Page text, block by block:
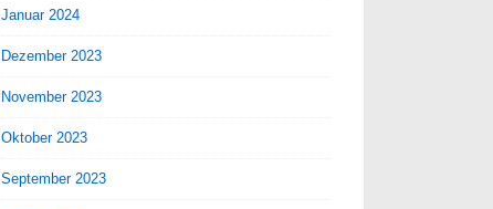
Januar 2024
Dezember 2023
November 2023
Oktober 2023
September 2023